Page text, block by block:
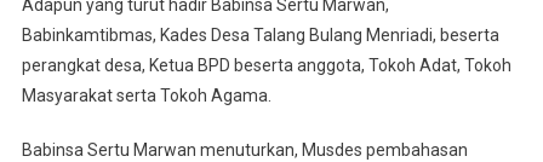
Desa
Binaan
Adapun yang turut hadir Babinsa Sertu Marwan,
Babinkamtibmas, Kades Desa Talang Bulang Menriadi, beserta
perangkat desa, Ketua BPD beserta anggota, Tokoh Adat, Tokoh
Masyarakat serta Tokoh Agama.
Babinsa Sertu Marwan menuturkan, Musdes pembahasan